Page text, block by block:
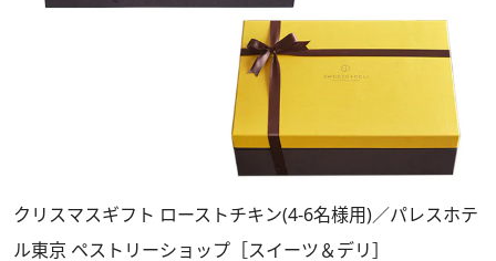
クリスマスギフト ローストチキン(4-6名様用)／パレスホテ
ル東京 ペストリーショップ［スイーツ＆デリ］